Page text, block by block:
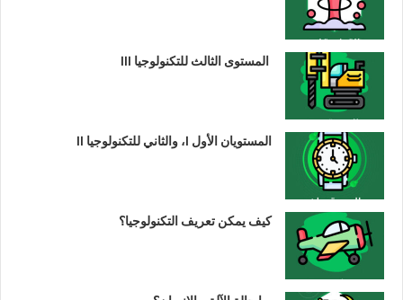
المستوى الثالث للتكنولوجيا III
المستويان الأول I، والثاني للتكنولوجيا II
كيف يمكن تعريف التكنولوجيا؟